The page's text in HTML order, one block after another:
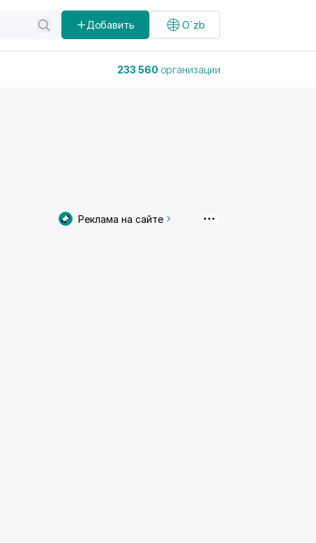
Добавить O`zb
233 560 организации
Реклама на сайте